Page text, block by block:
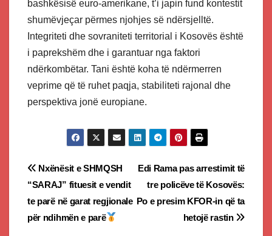
bashkësisë euro-amerikane, t’i japin fund kontestit
shumëvjeçar përmes njohjes së ndërsjelltë.
Integriteti dhe sovraniteti territorial i Kosovës është
i paprekshëm dhe i garantuar nga faktori
ndërkombëtar. Tani është koha të ndërmerren
veprime që të ruhet paqja, stabiliteti rajonal dhe
perspektiva jonë europiane.
Post
navigation
Edi Rama pas arrestimit të
tre policëve të Kosovës:
Po e presim KFOR-in që ta
hetojë rastin
Nxënësit e SHMQSH
“SARAJ” fituesit e vendit
te parë në garat regjionale
për ndihmën e parë